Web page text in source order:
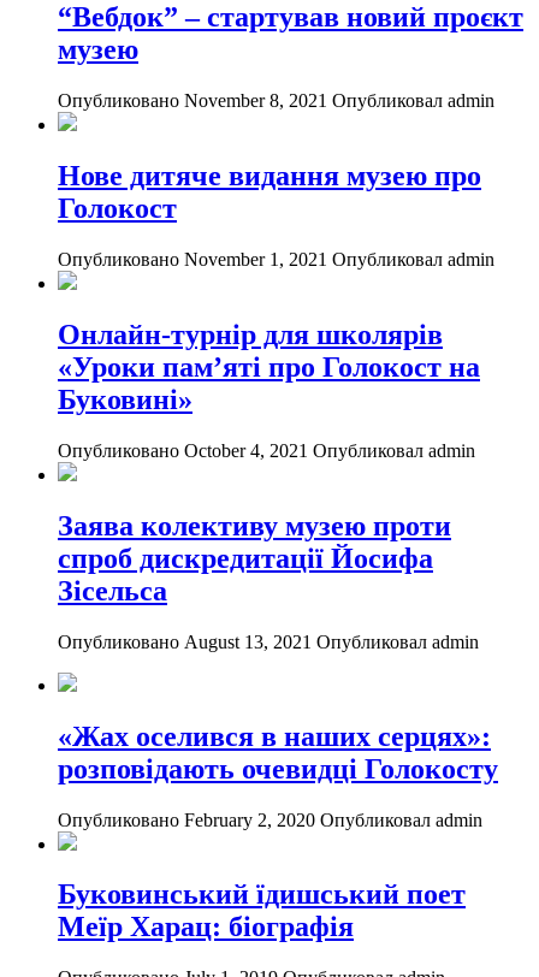
“Вебдок” – стартував новий проєкт
музею
Опубликовано November 8, 2021 Опубликовал admin
Нове дитяче видання музею про
Голокост
Опубликовано November 1, 2021 Опубликовал admin
Онлайн-турнір для школярів
«Уроки пам’яті про Голокост на
Буковині»
Опубликовано October 4, 2021 Опубликовал admin
Заява колективу музею проти
спроб дискредитації Йосифа
Зісельса
Опубликовано August 13, 2021 Опубликовал admin
«Жах оселився в наших серцях»:
розповідають очевидці Голокосту
Опубликовано February 2, 2020 Опубликовал admin
Буковинський їдишський поет
Меїр Харац: біографія